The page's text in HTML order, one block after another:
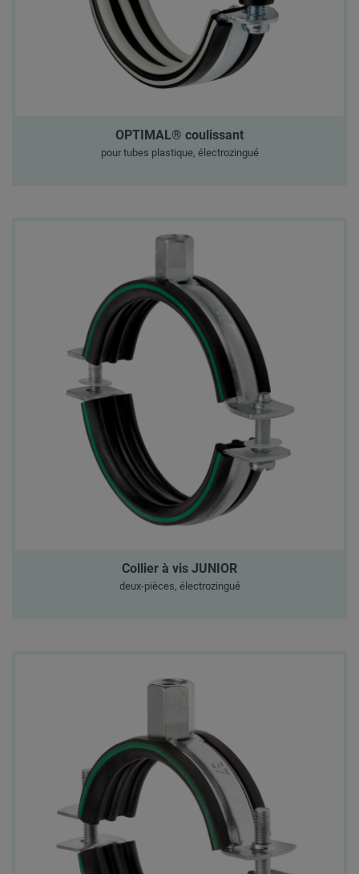
OPTIMAL® coulissant
pour tubes plastique, électrozingué
Collier à vis JUNIOR
deux-pièces, électrozingué